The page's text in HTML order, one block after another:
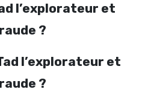
l’explorateur et
?
l’explorateur et
?